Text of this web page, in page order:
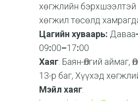
хөгжлийн бэрхшээлтэй
хөгжил төсөлд
Цагийн хуваарь: Даваа
09:00–17:00
Хаяг: Баян-Өлгий аймаг,
13-р баг, Хүүхэд
Мэйл хаяг: